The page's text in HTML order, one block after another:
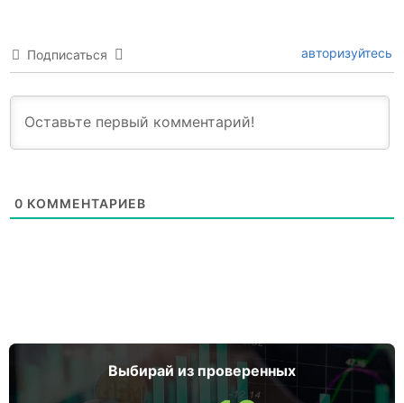
Подписаться авторизуйтесь
0 КОММЕНТАРИЕВ
Выбирай из проверенных